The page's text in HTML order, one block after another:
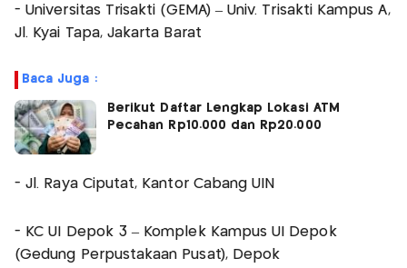
- Universitas Trisakti (GEMA) – Univ. Trisakti Kampus A,
Jl. Kyai Tapa, Jakarta Barat
Baca Juga :
Berikut Daftar Lengkap Lokasi ATM
Pecahan Rp10.000 dan Rp20.000
- Jl. Raya Ciputat, Kantor Cabang UIN
- KC UI Depok 3 – Komplek Kampus UI Depok
(Gedung Perpustakaan Pusat), Depok